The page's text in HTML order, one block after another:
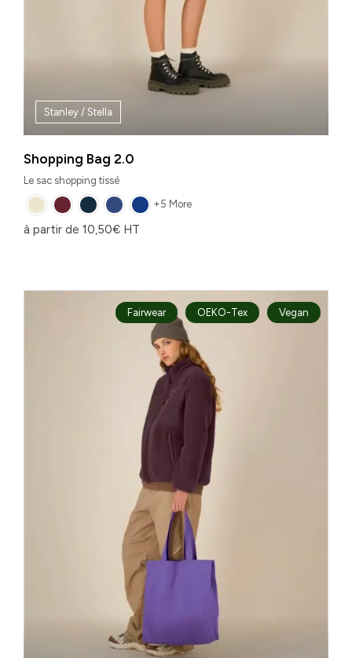
Stanley / Stella
Shopping Bag 2.0
Le sac shopping tissé
+5 More
à partir de 10,50€ HT
Fairwear OEKO-Tex Vegan